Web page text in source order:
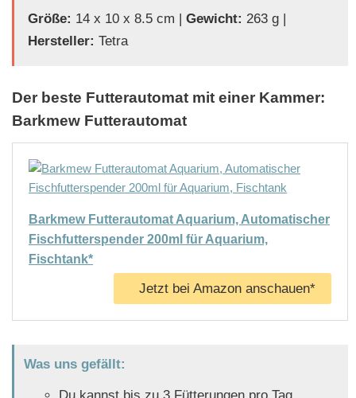
Größe: 14 x 10 x 8.5 cm | Gewicht: 263 g |
Hersteller: Tetra
Der beste Futterautomat mit einer Kammer:
Barkmew Futterautomat
Barkmew Futterautomat Aquarium, Automatischer
Fischfutterspender 200ml für Aquarium,
Fischtank*
Jetzt bei Amazon anschauen*
Was uns gefällt: